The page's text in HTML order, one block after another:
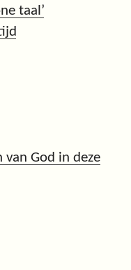
taal’
van God in deze